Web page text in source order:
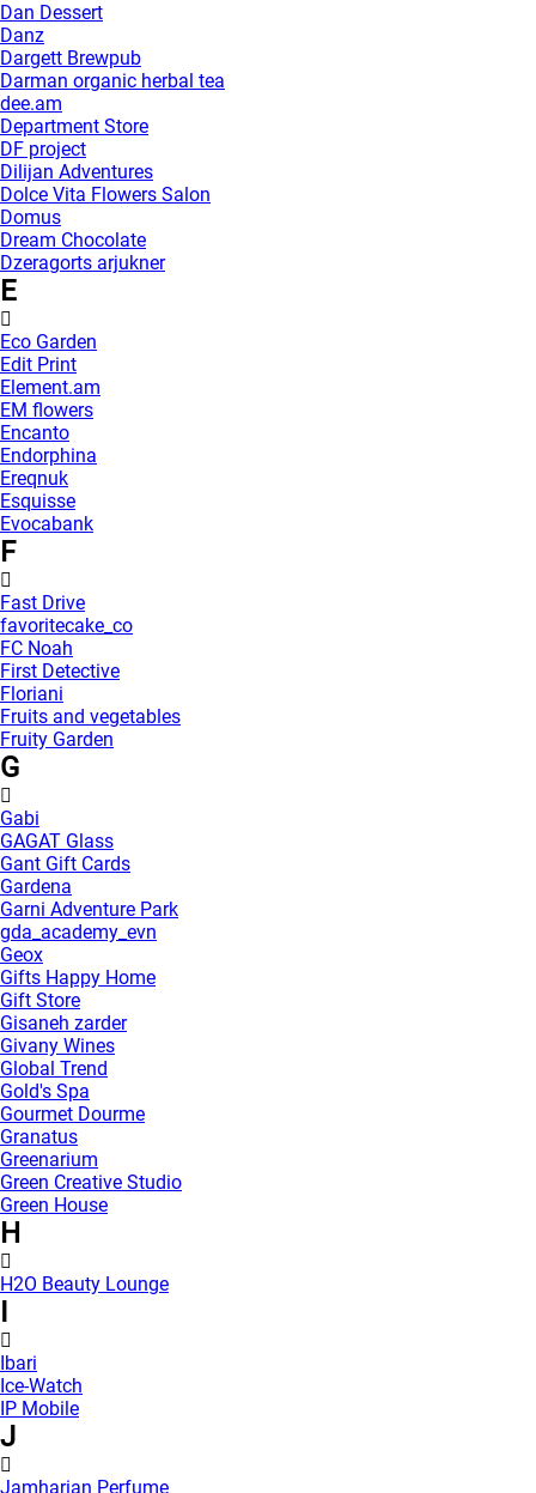
Dan Dessert
Danz
Dargett Brewpub
Darman organic herbal tea
dee.am
Department Store
DF project
Dilijan Adventures
Dolce Vita Flowers Salon
Domus
Dream Chocolate
Dzeragorts arjukner
E
Eco Garden
Edit Print
Element.am
EM flowers
Encanto
Endorphina
Ereqnuk
Esquisse
Evocabank
F
Fast Drive
favoritecake_co
FC Noah
First Detective
Floriani
Fruits and vegetables
Fruity Garden
G
Gabi
GAGAT Glass
Gant Gift Cards
Gardena
Garni Adventure Park
gda_academy_evn
Geox
Gifts Happy Home
Gift Store
Gisaneh zarder
Givany Wines
Global Trend
Gold's Spa
Gourmet Dourme
Granatus
Greenarium
Green Creative Studio
Green House
H
H2O Beauty Lounge
Ibari
Ice-Watch
IP Mobile
J
Jamharian Perfume